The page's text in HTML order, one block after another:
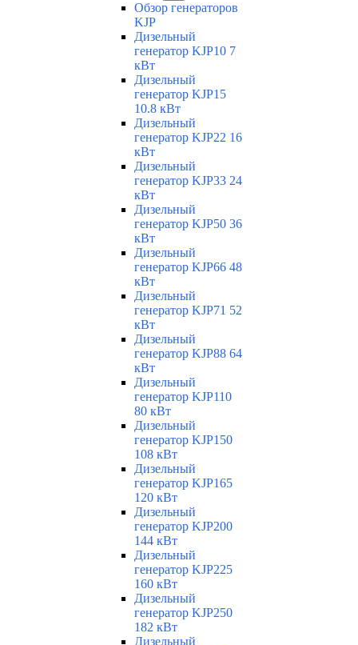
Обзор генераторов
KJP
Дизельный
генератор KJP10 7
кВт
Дизельный
генератор KJP15
10.8 кВт
Дизельный
генератор KJP22 16
кВт
Дизельный
генератор KJP33 24
кВт
Дизельный
генератор KJP50 36
кВт
Дизельный
генератор KJP66 48
кВт
Дизельный
генератор KJP71 52
кВт
Дизельный
генератор KJP88 64
кВт
Дизельный
генератор KJP110
80 кВт
Дизельный
генератор KJP150
108 кВт
Дизельный
генератор KJP165
120 кВт
Дизельный
генератор KJP200
144 кВт
Дизельный
генератор KJP225
160 кВт
Дизельный
генератор KJP250
182 кВт
Дизельный